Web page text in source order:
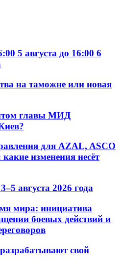
5 августа до 16:00 6
на таможне или новая
главы МИД
для AZAL, ASCO
изменения несёт
августа 2026 года
мира: инициатива
боевых действий и
свой